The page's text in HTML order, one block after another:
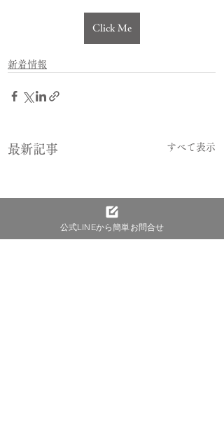
Click Me
新着情報
最新記事 すべて表示
公式LINEから簡単お問合せ